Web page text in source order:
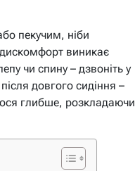
пекучим, ніби
виникає
чи спину – дзвоніть у
довгого сидіння –
глибше, розкладаючи